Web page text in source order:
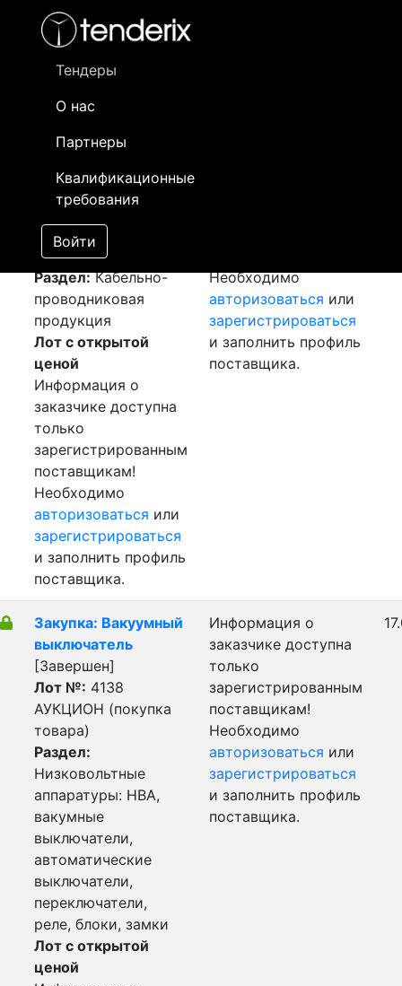
Тендеры
О нас
Партнеры
Квалификационные
требования
Войти
- активный лот
- сохраненный лот (не опубликован)
Закупка: Провод
[Завершен]
Лот №:
АУКЦИОН (покупка
товара)
Раздел:Кабельно-
проводниковая
продукция
Лот с открытой
ценой
Информация о
заказчике доступна
только
зарегистрированным
поставщикам!
Необходимо
авторизоваться или
зарегистрироваться
и заполнить профиль
поставщика.
Необходимо
авторизоваться или
зарегистрироваться
и заполнить профиль
поставщика.
Закупка: Вакуумный
выключатель
[Завершен]
Лот №: 4138
АУКЦИОН (покупка
товара)
Раздел:
Низковольтные
аппаратуры: НВА,
вакумные
выключатели,
автоматические
выключатели,
переключатели,
реле, блоки, замки
Лот с открытой
ценой
Информация о
заказчике доступна
только
зарегистрированным
поставщикам!
Необходимо
авторизоваться или
зарегистрироваться
и заполнить профиль
поставщика.